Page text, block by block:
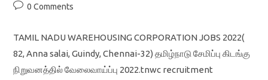
Post0 Comments
TAMIL NADU WAREHOUSING CORPORATION JOBS 2022(
82, Anna salai, Guindy, Chennai-32) தமிழ்நாடு சேமிப்பு கிடங்கு
நிறுவனத்தில் வேலைவாய்ப்பு 2022.tnwc recruitment